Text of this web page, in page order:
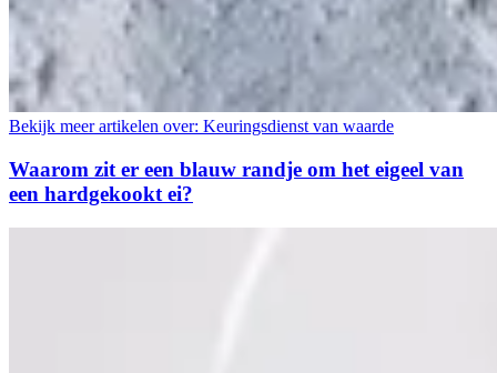
Bekijk meer artikelen over: Keuringsdienst van waarde
Waarom zit er een blauw randje om het eigeel van
een hardgekookt ei?